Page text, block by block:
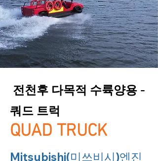
전천후 다목적 수륙양용 -
쿼드 트럭
QUAD TRUCK
Mitsubishi(미쓰비시)엔진